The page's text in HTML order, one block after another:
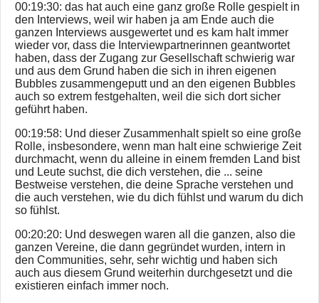
00:19:30: das hat auch eine ganz große Rolle gespielt in
den Interviews, weil wir haben ja am Ende auch die
ganzen Interviews ausgewertet und es kam halt immer
wieder vor, dass die Interviewpartnerinnen geantwortet
haben, dass der Zugang zur Gesellschaft schwierig war
und aus dem Grund haben die sich in ihren eigenen
Bubbles zusammengeputt und an den eigenen Bubbles
auch so extrem festgehalten, weil die sich dort sicher
geführt haben.
00:19:58: Und dieser Zusammenhalt spielt so eine große
Rolle, insbesondere, wenn man halt eine schwierige Zeit
durchmacht, wenn du alleine in einem fremden Land bist
und Leute suchst, die dich verstehen, die ... seine
Bestweise verstehen, die deine Sprache verstehen und
die auch verstehen, wie du dich fühlst und warum du dich
so fühlst.
00:20:20: Und deswegen waren all die ganzen, also die
ganzen Vereine, die dann gegründet wurden, intern in
den Communities, sehr, sehr wichtig und haben sich
auch aus diesem Grund weiterhin durchgesetzt und die
existieren einfach immer noch.